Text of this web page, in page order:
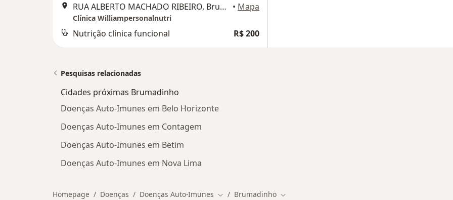
RUA ALBERTO MACHADO RIBEIRO, Brumadinho • Mapa
Clínica Williampersonalnutri
Nutrição clínica funcional R$ 200
Pesquisas relacionadas
Cidades próximas Brumadinho
Doenças Auto-Imunes em Belo Horizonte
Doenças Auto-Imunes em Contagem
Doenças Auto-Imunes em Betim
Doenças Auto-Imunes em Nova Lima
Homepage Doenças Doenças Auto-Imunes Mudar de cidade
Brumadinho Mudar de cidade